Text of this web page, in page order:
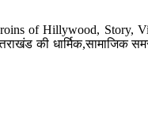
of Hillywood, Story,
की धार्मिक,सामाजिक